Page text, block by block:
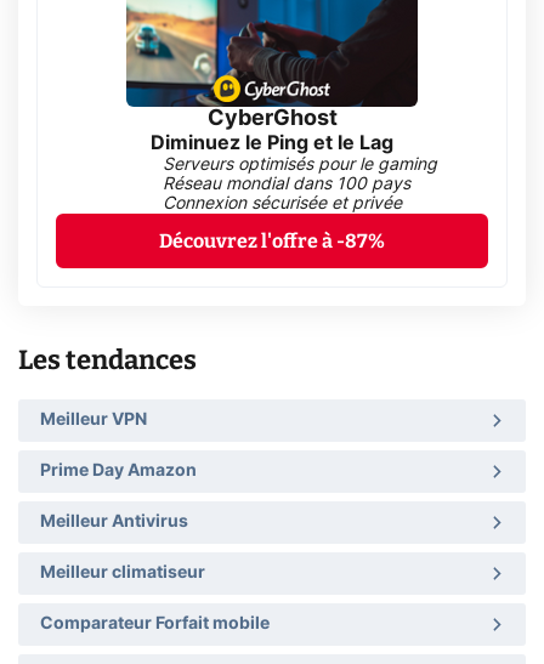
CyberGhost
Diminuez le Ping et le Lag
Serveurs optimisés pour le gaming
Réseau mondial dans 100 pays
Connexion sécurisée et privée
Découvrez l'offre à -87%
Les tendances
Meilleur VPN
Prime Day Amazon
Meilleur Antivirus
Meilleur climatiseur
Comparateur Forfait mobile